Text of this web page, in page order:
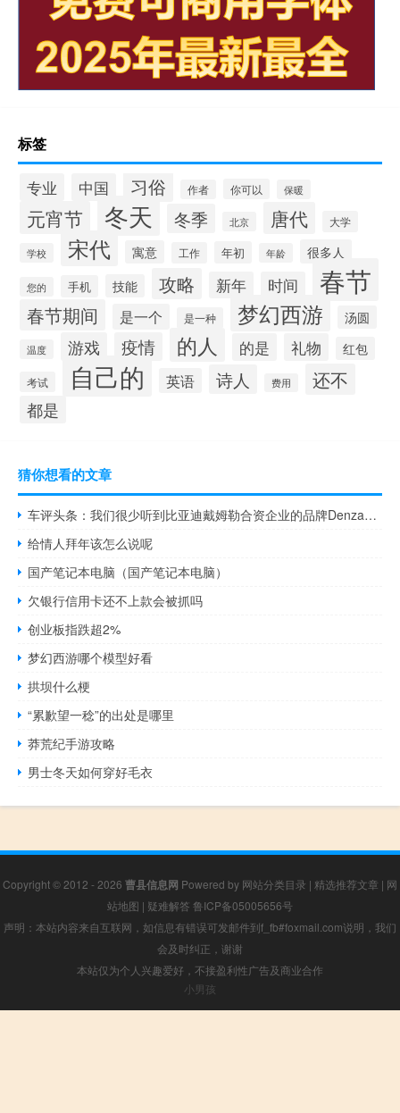
标签
专业 中国 习俗 作者 你可以 保暖
元宵节 冬天 冬季 北京 唐代 大学
学校 宋代 寓意 工作 年初 年龄 很多人
您的 手机 技能 攻略 新年 时间 春节
春节期间 是一个 是一种 梦幻西游 汤圆
温度 游戏 疫情 的人 的是 礼物 红包
考试 自己的 英语 诗人 费用 还不
都是
猜你想看的文章
车评头条：我们很少听到比亚迪戴姆勒合资企业的品牌Denza的消息
给情人拜年该怎么说呢
国产笔记本电脑（国产笔记本电脑）
欠银行信用卡还不上款会被抓吗
创业板指跌超2%
梦幻西游哪个模型好看
拱坝什么梗
“累歉望一稔”的出处是哪里
莽荒纪手游攻略
男士冬天如何穿好毛衣
Copyright © 2012 - 2026 曹县信息网 Powered by 网站分类目录 | 精选推荐文章 | 网
站地图 | 疑难解答 鲁ICP备05005656号
声明：本站内容来自互联网，如信息有错误可发邮件到f_fb#foxmail.com说明，我们
会及时纠正，谢谢
本站仅为个人兴趣爱好，不接盈利性广告及商业合作
小男孩